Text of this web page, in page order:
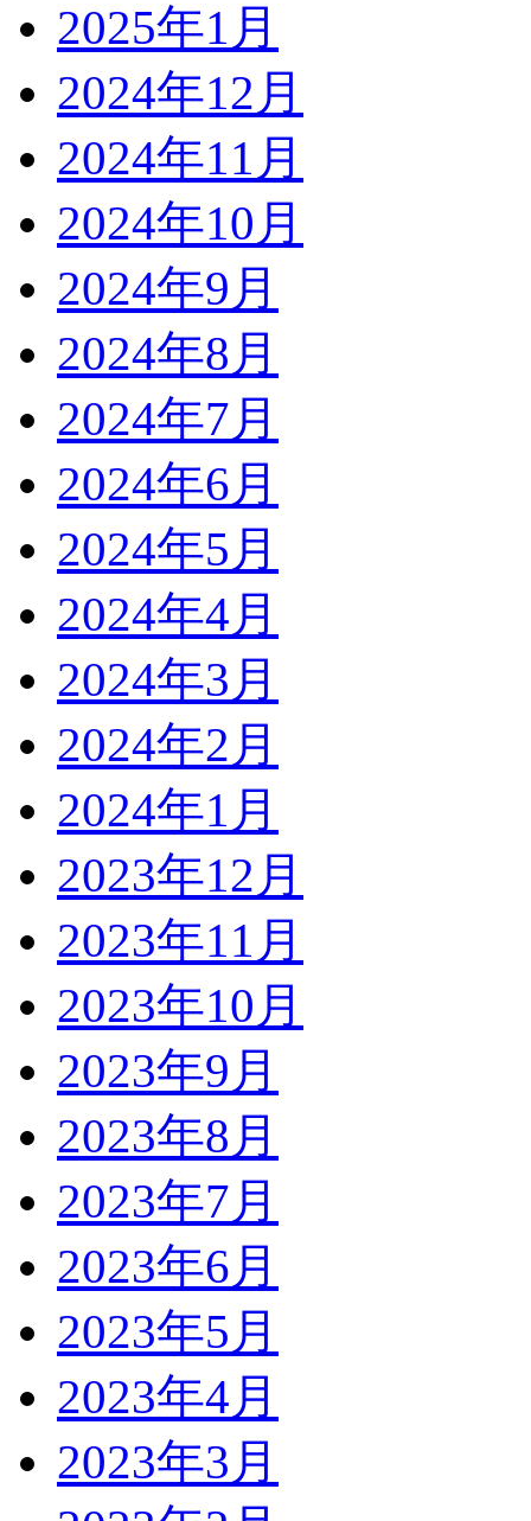
2025年1月
2024年12月
2024年11月
2024年10月
2024年9月
2024年8月
2024年7月
2024年6月
2024年5月
2024年4月
2024年3月
2024年2月
2024年1月
2023年12月
2023年11月
2023年10月
2023年9月
2023年8月
2023年7月
2023年6月
2023年5月
2023年4月
2023年3月